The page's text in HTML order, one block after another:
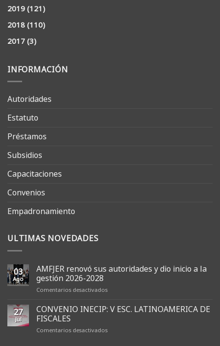
2019(121)
2018(110)
2017(3)
INFORMACIÓN
Autoridades
Estatuto
Préstamos
Subsidios
Capacitaciones
Convenios
Empadronamiento
ULTIMAS NOVEDADES
03
Ago
AMFJER renovó sus autoridades y dio inicio a la
gestión 2026-2028
Comentarios desactivadosen
renovó
sus
y
27
Jul
CONVENIO INECIP: V ESC. LATINOAMERICA DE
FISCALES
Comentarios desactivadosen